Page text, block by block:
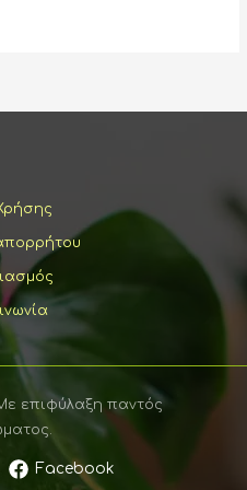
στη
σελίδα
επιφύλαξη παντός
Facebook